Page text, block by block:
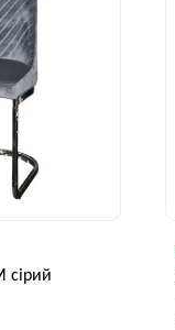
сірий